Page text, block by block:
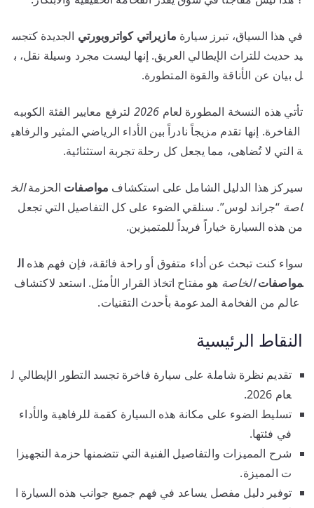
في هذا السياق، تبرز سيارة مازيراتي كواتروبورتي الجديدة كتجس
يد حديث للتراث الإيطالي العريق. إنها ليست مجرد وسيلة نقل، ب
ل بيان عن الأناقة والقوة المتطورة.
تأتي هذه النسخة المطورة لعام 2026 لترفع معايير الفئة الكوبيه
الفاخرة. إنها تقدم مزيجاً نادراً بين الأداء الرياضي المثير والرفاهي
ة التي لا تُضاهى، مما يجعل كل رحلة تجربة استثنائية.
سيركز هذا الدليل الشامل على استكشاف مواصفات الحزمةالخ
اصة “جراند لوس”. سنلقي الضوء على كل التفاصيل التي تجعل
من هذه السيارة خياراً فريداً للمتميزين.
سواء كنت تبحث عن أداء متفوق أو راحة فائقة، فإن فهم هذه ال
مواصفات الخاصة هو مفتاح اتخاذ القرار الأمثل. استعد لاكتشاف
عالم من الفخامة المدعومة بأحدث التقنيات.
النقاط الرئيسية
تقديم نظرة شاملة على سيارة فاخرة تجسد التطور الإيطالي ل
عام 2026.
تسليط الضوء على مكانة هذه السيارة كقمة للرفاهية والأداء
في فئتها.
شرح المميزات والتفاصيل الفنية التي تتضمنها حزمة التجهيزا
ت المميزة.
توفير دليل مفصل يساعد في فهم جميع جوانب هذه السيارة ا